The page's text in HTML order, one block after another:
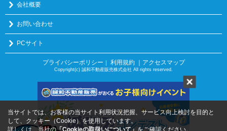
会社概要
お問い合わせ
PCサイト
プライバシーポリシー ｜ 利用規約 ｜アクセスマップ
Copyright(c) 誠和不動産販売株式会社 All rights reserved.
当サイトでは、お客様の当サイト利用状況把握、サービス向上検討を目的と
して、クッキー（Cookie）を使用しています。
詳しくは、当社の「Cookieの取扱いについて」 をご確認ください。